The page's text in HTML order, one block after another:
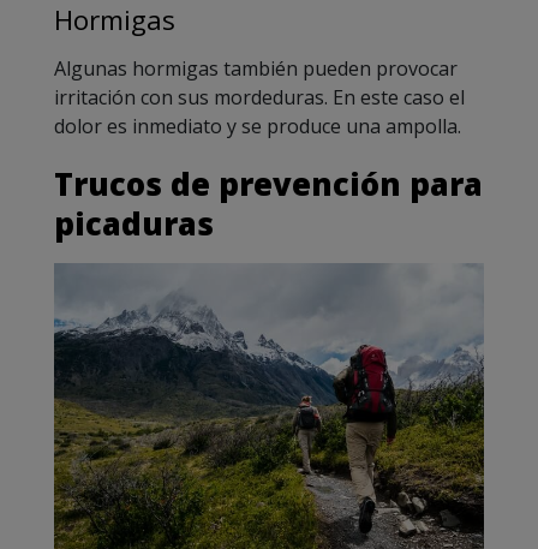
Hormigas
Algunas hormigas también pueden provocar
irritación con sus mordeduras. En este caso el
dolor es inmediato y se produce una ampolla.
Trucos de prevención para
picaduras